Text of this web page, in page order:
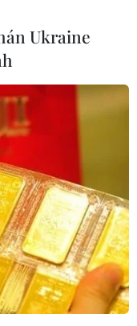
bệnh nhi có
lấn nền sọ
hồ, các chuyên gia
Ukraine